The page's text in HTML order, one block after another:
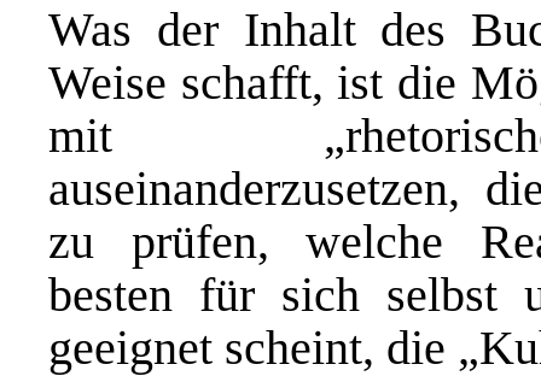
Was der Inhalt des
Weise schafft, ist die
mit
auseinanderzusetzen,
zu prüfen, welche
besten für sich selbst
geeignet scheint, die